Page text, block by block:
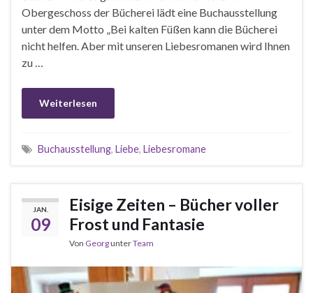
Obergeschoss der Bücherei lädt eine Buchausstellung
unter dem Motto „Bei kalten Füßen kann die Bücherei
nicht helfen. Aber mit unseren Liebesromanen wird Ihnen
zu …
Weiterlesen
Buchausstellung, Liebe, Liebesromane
JAN.
09
Eisige Zeiten – Bücher voller
Frost und Fantasie
Von GeorgunterTeam